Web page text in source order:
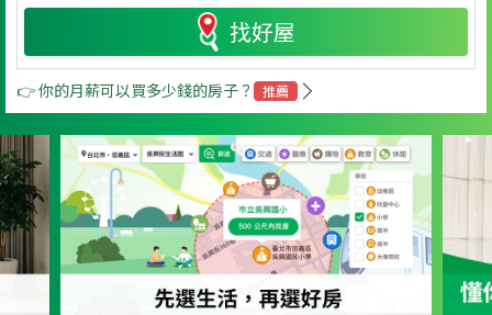
找好屋
👉 你的月薪可以買多少錢的房子？ 推薦